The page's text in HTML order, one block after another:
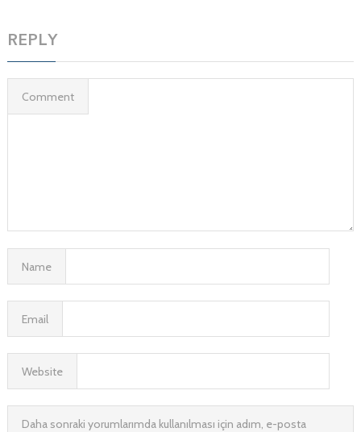
REPLY
Comment
Name
Email
Website
Daha sonraki yorumlarımda kullanılması için adım, e-posta